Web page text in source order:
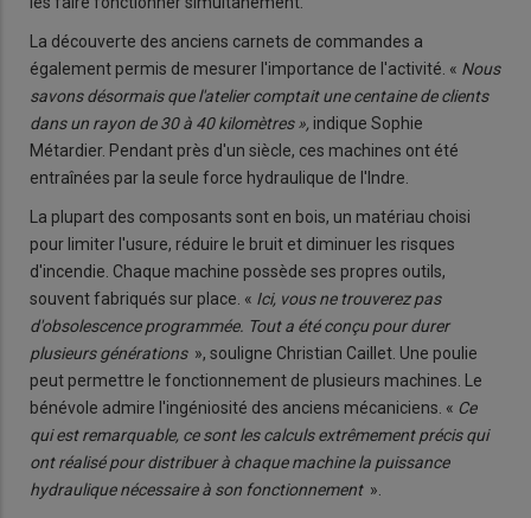
La découverte des anciens carnets de commandes a
également permis de mesurer l'importance de l'activité. « Nous
savons désormais que l'atelier comptait une centaine de clients
dans un rayon de 30 à 40 kilomètres », indique Sophie
Métardier. Pendant près d'un siècle, ces machines ont été
entraînées par la seule force hydraulique de l'Indre.
La plupart des composants sont en bois, un matériau choisi
pour limiter l'usure, réduire le bruit et diminuer les risques
d'incendie. Chaque machine possède ses propres outils,
souvent fabriqués sur place. « Ici, vous ne trouverez pas
d'obsolescence programmée. Tout a été conçu pour durer
plusieurs générations », souligne Christian Caillet. Une poulie
peut permettre le fonctionnement de plusieurs machines. Le
bénévole admire l'ingéniosité des anciens mécaniciens. « Ce
qui est remarquable, ce sont les calculs extrêmement précis qui
ont réalisé pour distribuer à chaque machine la puissance
hydraulique nécessaire à son fonctionnement ».